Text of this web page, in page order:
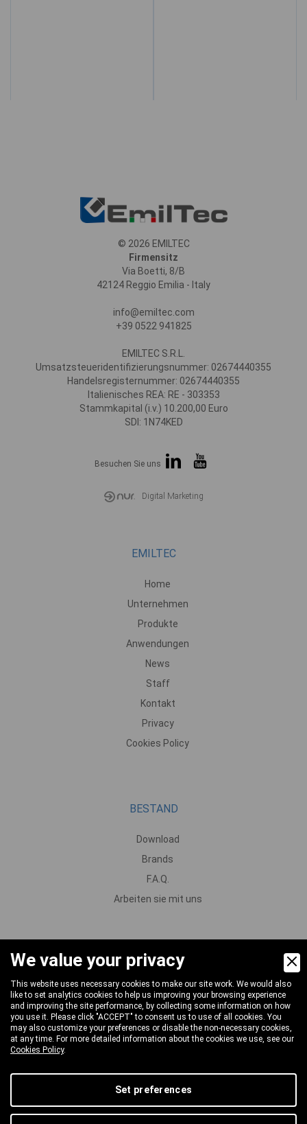
© 2026 EMILTEC
Firmensitz
Via Boetti, 8/B
42124 Reggio Emilia - Italy
info@emiltec.com
+39 0522 941825
EMILTEC S.R.L.
Umsatzsteueridentifizierungsnummer: 02674440355
Handelsregisternummer: 02674440355
Italienisches REA: RE - 303353
Stammkapital (i.v.) 10.200,00 Euro
SDI: 1N74KED
Besuchen Sie uns
Digital Marketing
EMILTEC
Home
Unternehmen
Produkte
Anwendungen
News
Staff
Kontakt
Privacy
Cookies Policy
BESTAND
Download
Brands
F.A.Q.
Arbeiten sie mit uns
PRODUKTE
Pumpen
Motoren und Untersetzungsgetriebe
Ventile
Düsen und Reinigungsköpfe
Zerstäubung und Schaum
Schläuche und Schlauchtrommeln
We value your privacy
This website uses necessary cookies to make our site work. We would also
like to set analytics cookies to help us improving your browsing experience
and improving the site performance, by collecting some information on how
you use it. Please click "ACCEPT" to consent us to use of all cookies. You
may also customize your preferences or disable the non-necessary cookies,
at any time. For more detailed information about the cookies we use, see our
Cookies Policy.
Set preferences